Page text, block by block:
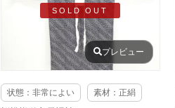
SOLD OUT
プレビュー
状態：非常によい 素材：正絹